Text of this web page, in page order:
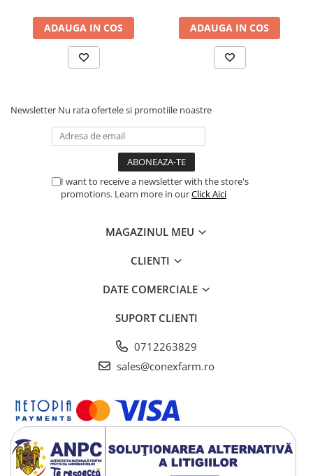
ADAUGA IN COS ADAUGA IN COS
Newsletter Nu rata ofertele si promotiile noastre
I want to receive a newsletter with the store's
promotions. Learn more in ourClick Aici
MAGAZINUL MEU
CLIENTI
DATE COMERCIALE
SUPORT CLIENTI
0712263829
sales@conexfarm.ro